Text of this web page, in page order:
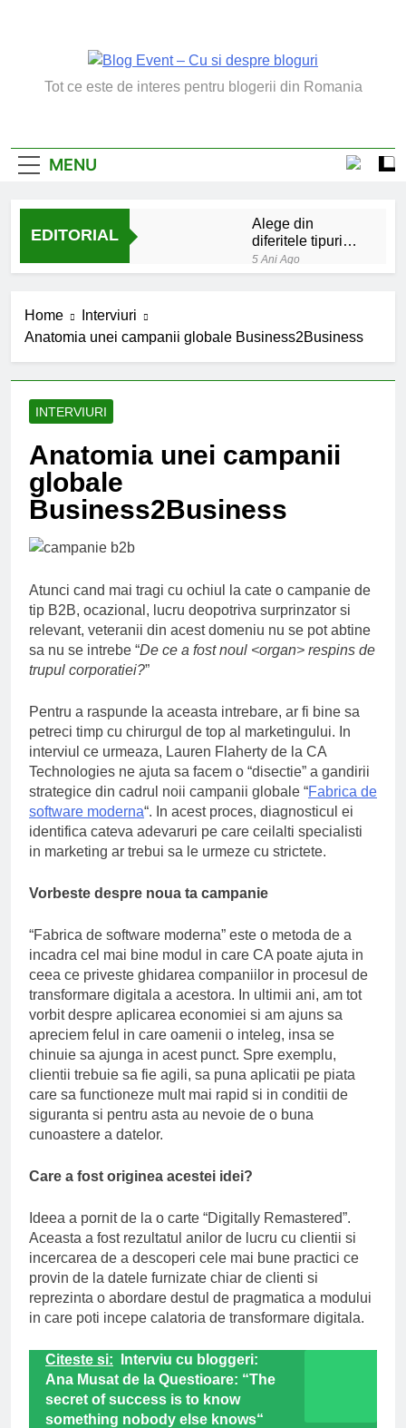
Blog Event – Cu Si
Tot ce este de interes pentru blogerii din Romania
MENU
EDITORIAL
Alege din
diferitele tipuri
de bratara de
argint
5 Ani Ago
invatate de la copilul
meu
Donald Trump
6 Ani Ago
cu Pamantul
6 Ani Ago
Home
Interviuri
Anatomia unei campanii globale Business2Business
INTERVIURI
Anatomia unei campanii
globale
Business2Business
Atunci cand mai tragi cu ochiul la cate o campanie de
tip B2B, ocazional, lucru deopotriva surprinzator si
relevant, veteranii din acest domeniu nu se pot abtine
sa nu se intrebe “De ce a fost noul <organ> respins de
trupul corporatiei?”
Pentru a raspunde la aceasta intrebare, ar fi bine sa
petreci timp cu chirurgul de top al marketingului. In
interviul ce urmeaza, Lauren Flaherty de la CA
Technologies ne ajuta sa facem o “disectie” a gandirii
strategice din cadrul noii campanii globale “Fabrica de
software moderna“. In acest proces, diagnosticul ei
identifica cateva adevaruri pe care ceilalti specialisti
in marketing ar trebui sa le urmeze cu strictete.
Vorbeste despre noua ta campanie
“Fabrica de software moderna” este o metoda de a
incadra cel mai bine modul in care CA poate ajuta in
ceea ce priveste ghidarea companiilor in procesul de
transformare digitala a acestora. In ultimii ani, am tot
vorbit despre aplicarea economiei si am ajuns sa
apreciem felul in care oamenii o inteleg, insa se
chinuie sa ajunga in acest punct. Spre exemplu,
clientii trebuie sa fie agili, sa puna aplicatii pe piata
care sa functioneze mult mai rapid si in conditii de
siguranta si pentru asta au nevoie de o buna
cunoastere a datelor.
Care a fost originea acestei idei?
Ideea a pornit de la o carte “Digitally Remastered”.
Aceasta a fost rezultatul anilor de lucru cu clientii si
incercarea de a descoperi cele mai bune practici ce
provin de la datele furnizate chiar de clienti si
reprezinta o abordare destul de pragmatica a modului
in care poti incepe calatoria de transformare digitala.
Citeste si:
Interviu cu bloggeri:
Ana Musat de la Questioare: “The
secret of success is to know
something nobody else knows“